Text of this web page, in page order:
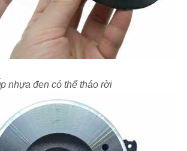
nhựa đen có thể tháo rời